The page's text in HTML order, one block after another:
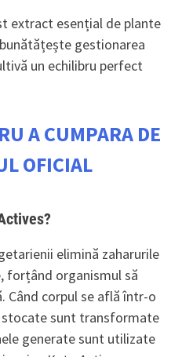
extract esențial de plante
gestionarea
un echilibru perfect
A CUMPARA DE
OFICIAL
elimină zaharurile
forțând organismul să
Când corpul se află într-o
sunt transformate
generate sunt utilizate